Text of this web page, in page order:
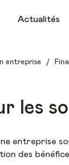
Actualités
entreprise /
les
entreprise
des